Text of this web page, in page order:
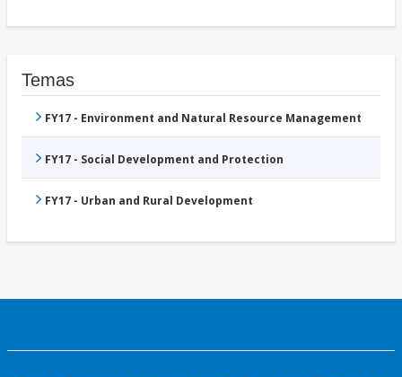
Temas
FY17 - Environment and Natural Resource Management
FY17 - Social Development and Protection
FY17 - Urban and Rural Development